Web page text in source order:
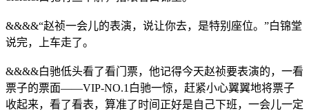
&&&&“赵祯一会儿的表演，说让你去，是特别座位。”白锦堂
说完，上车走了。
&&&&白驰低头看了看门票，他记得今天赵祯要表演的，一看
票子的票面——VIP-NO.1白驰一惊，赶紧小心翼翼地将票子
收起来，看了看表，算准了时间正好是自己下班，一会儿一定